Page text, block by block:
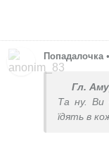
Попадалочка •
Гл.
Та ну. Ви
їдять в